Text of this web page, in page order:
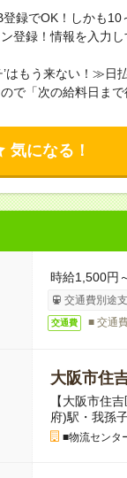
録でOK！しかも
登録！情報を入力
はもう来ない！≫日
で「次の給料日ま
気になる！
時給1,500円
交通費別途
交通費 ■ 交通
大阪市住
【大阪市住
府)駅・我孫
■物流セン